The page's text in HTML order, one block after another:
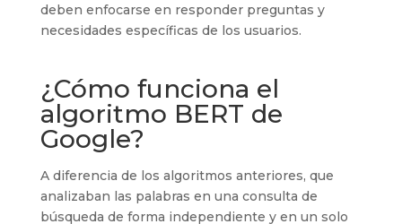
deben enfocarse en responder preguntas y
necesidades específicas de los usuarios.
¿Cómo funciona el
algoritmo BERT de
Google?
A diferencia de los algoritmos anteriores, que
analizaban las palabras en una consulta de
búsqueda de forma independiente y en un solo